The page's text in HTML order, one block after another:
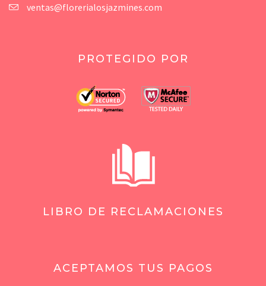
ventas@florerialosjazmines.com
PROTEGIDO POR
LIBRO DE RECLAMACIONES
ACEPTAMOS TUS PAGOS